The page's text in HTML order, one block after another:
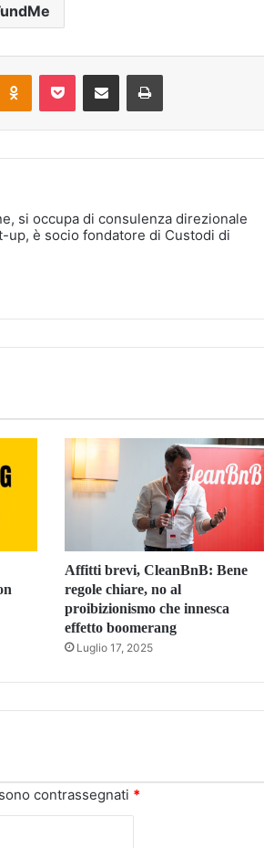
Odnoklassniki
PocketCondividi via Email Stampa
si occupa di consulenza direzionale
up, è socio fondatore di Custodi di
Affitti brevi, CleanBnB: Bene
regole chiare, no al
proibizionismo che innesca
effetto boomerang
Luglio 17, 2025
contrassegnati *